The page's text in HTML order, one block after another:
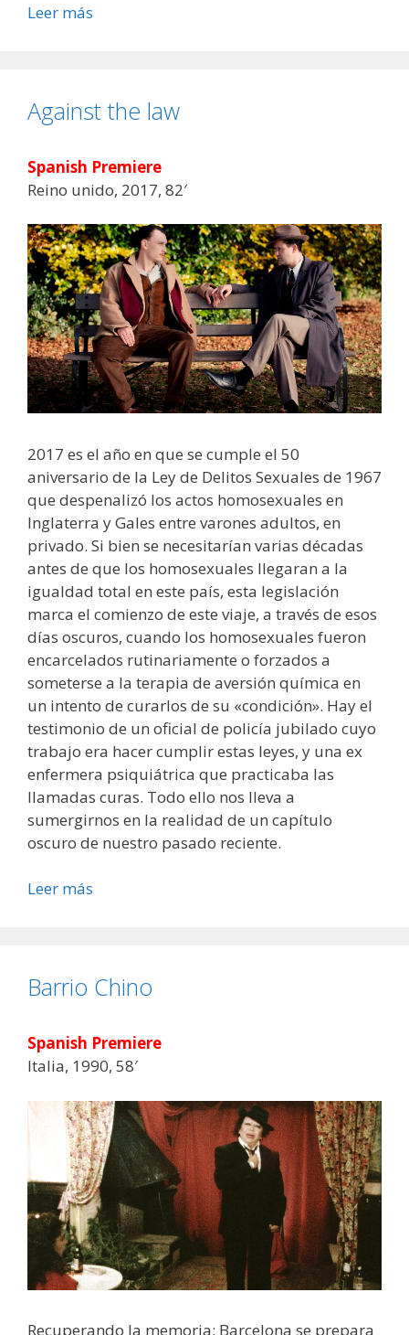
Leer más
Against the law
Spanish Premiere
Reino unido, 2017, 82′
2017 es el año en que se cumple el 50
aniversario de la Ley de Delitos Sexuales de 1967
que despenalizó los actos homosexuales en
Inglaterra y Gales entre varones adultos, en
privado. Si bien se necesitarían varias décadas
antes de que los homosexuales llegaran a la
igualdad total en este país, esta legislación
marca el comienzo de este viaje, a través de esos
días oscuros, cuando los homosexuales fueron
encarcelados rutinariamente o forzados a
someterse a la terapia de aversión química en
un intento de curarlos de su «condición». Hay el
testimonio de un oficial de policía jubilado cuyo
trabajo era hacer cumplir estas leyes, y una ex
enfermera psiquiátrica que practicaba las
llamadas curas. Todo ello nos lleva a
sumergirnos en la realidad de un capítulo
oscuro de nuestro pasado reciente.
Leer más
Barrio Chino
Spanish Premiere
Italia, 1990, 58′
Recuperando la memoria: Barcelona se prepara